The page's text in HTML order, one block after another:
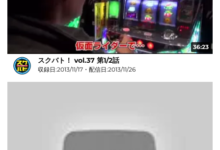
36:23
スクバト！ vol.37 第1/2話
収録日:2013/11/17・配信日:2013/11/26